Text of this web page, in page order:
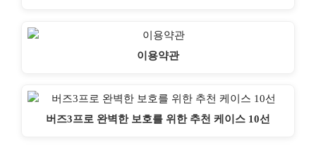
이용약관
버즈3프로 완벽한 보호를 위한 추천 케이스 10선